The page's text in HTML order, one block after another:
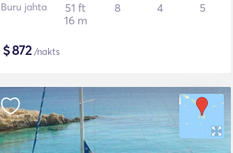
Buru jahta
51 ft
16 m
8 4 5
$872/nakts